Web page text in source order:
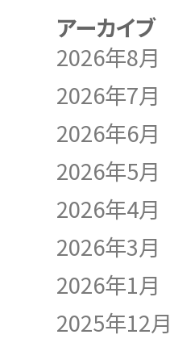
アーカイブ
2026年8月
2026年7月
2026年6月
2026年5月
2026年4月
2026年3月
2026年1月
2025年12月